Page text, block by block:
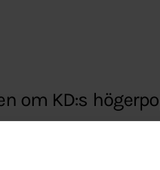
om KD:s
valjer-sd-framfor-